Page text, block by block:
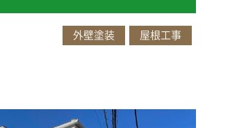
外壁塗装 屋根工事